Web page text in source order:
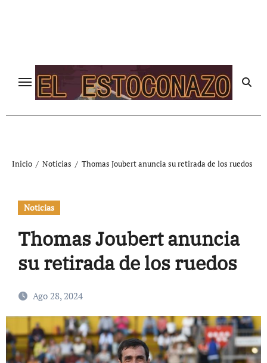
Inicio Noticias Thomas Joubert anuncia su retirada de los ruedos
Noticias
Thomas Joubert anuncia
su retirada de los ruedos
Ago 28, 2024